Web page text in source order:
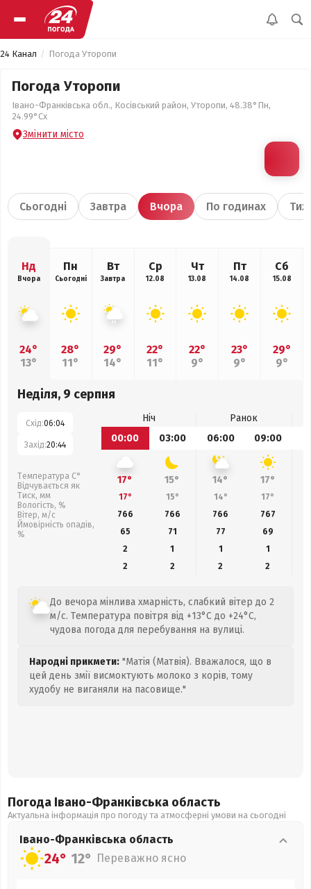
24 Канал Погода Уторопи
Погода Уторопи
Івано-Франківська обл., Косівський район, Уторопи, 48.38°Пн,
24.99°Сх
Змінити місто
Сьогодні Завтра Вчора По годинах
Нд
Вчора
24°
13°
Пн
Сьогодні
28°
11°
Вт
Завтра
29°
14°
Ср
12.08
22°
11°
Чт
13.08
22°
9°
Пт
14.08
23°
9°
Сб
15.08
29°
9°
Неділя, 9 серпня
Схід:06:04
Захід:20:44
Температура С°
Відчувається як
Тиск, мм
Вологість, %
Вітер, м/с
Ймовірність опадів,
%
Ніч
Ранок
00:00
03:00 06:00 09:00
17° 15° 14° 17°
17° 15° 14° 17°
766
766 766 767
65
71 77 69
2
1 1
1
2
2 2 2
До вечора мінлива хмарність, слабкий вітер до 2
м/с. Температура повітря від +13°C до +24°C,
чудова погода для перебування на вулиці.
Народні прикмети: "Матія (Матвія). Вважалося, що в
цей день змії висмоктують молоко з корів, тому
худобу не виганяли на пасовище."
Погода Івано-Франківська область
Актуальна інформація про погоду та атмосферні умови на сьогодні
Івано-Франківська область
24° 12° Переважно ясно